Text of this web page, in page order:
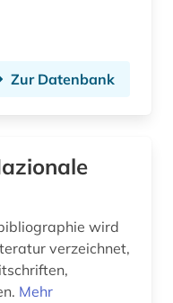
Zur Datenbank
wird
verzeichnet,
Mehr